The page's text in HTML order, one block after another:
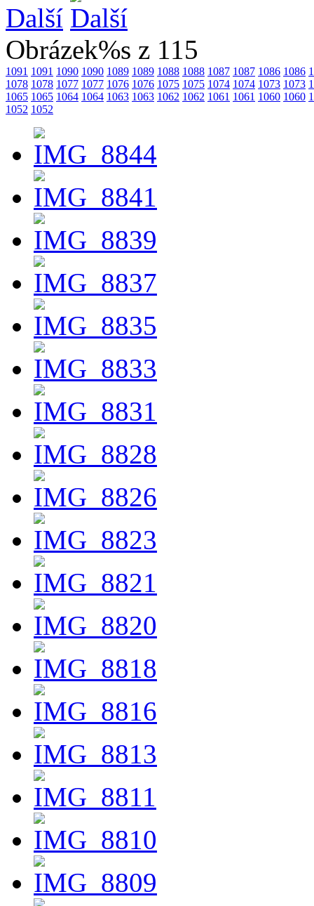
Další
Obrázek%s z 115
1091 1091 1090 1090 1089 1089 1088 1088 1087 1087 1086 1086
1078 1078 1077 1077 1076 1076 1075 1075 1074 1074 1073 1073
1065 1065 1064 1064 1063 1063 1062 1062 1061 1061 1060 1060
1052 1052